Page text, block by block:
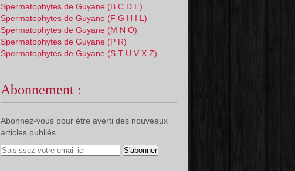
Spermatophytes de Guyane (B C D E)
Spermatophytes de Guyane (F G H I L)
Spermatophytes de Guyane (M N O)
Spermatophytes de Guyane (P R)
Spermatophytes de Guyane (S T U V X Z)
Abonnement :
Abonnez-vous pour être averti des nouveaux
articles publiés.